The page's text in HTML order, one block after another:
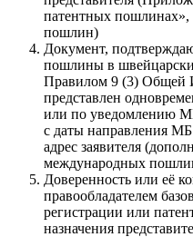
патентных
пошлин)
Документ,
пошлины в
Правилом 9 (3) Общей
представлен
или по уведомлению
с даты направления
адрес заявителя
международных
Доверенность или её
правообладателем
регистрации или
назначения